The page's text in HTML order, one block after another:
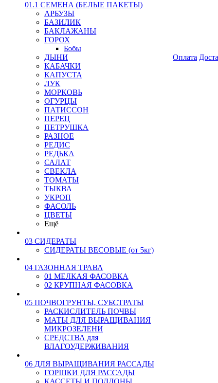
01.1 СЕМЕНА (БЕЛЫЕ ПАКЕТЫ)
АРБУЗЫ
БАЗИЛИК
БАКЛАЖАНЫ
ГОРОХ
Бобы
ДЫНИ
КАБАЧКИ
КАПУСТА
ЛУК
МОРКОВЬ
ОГУРЦЫ
ПАТИССОН
ПЕРЕЦ
ПЕТРУШКА
РАЗНОЕ
РЕДИС
РЕДЬКА
САЛАТ
СВЕКЛА
ТОМАТЫ
ТЫКВА
УКРОП
ФАСОЛЬ
ЦВЕТЫ
Ещё
03 СИДЕРАТЫ
СИДЕРАТЫ ВЕСОВЫЕ (от 5кг)
04 ГАЗОННАЯ ТРАВА
01 МЕЛКАЯ ФАСОВКА
02 КРУПНАЯ ФАСОВКА
05 ПОЧВОГРУНТЫ, СУБСТРАТЫ
РАСКИСЛИТЕЛЬ ПОЧВЫ
МАТЫ ДЛЯ ВЫРАЩИВАНИЯ
МИКРОЗЕЛЕНИ
СРЕДСТВА для
ВЛАГОУДЕРЖИВАНИЯ
06 ДЛЯ ВЫРАЩИВАНИЯ РАССАДЫ
ГОРШКИ ДЛЯ РАССАДЫ
КАССЕТЫ И ПОДДОНЫ
Оплата